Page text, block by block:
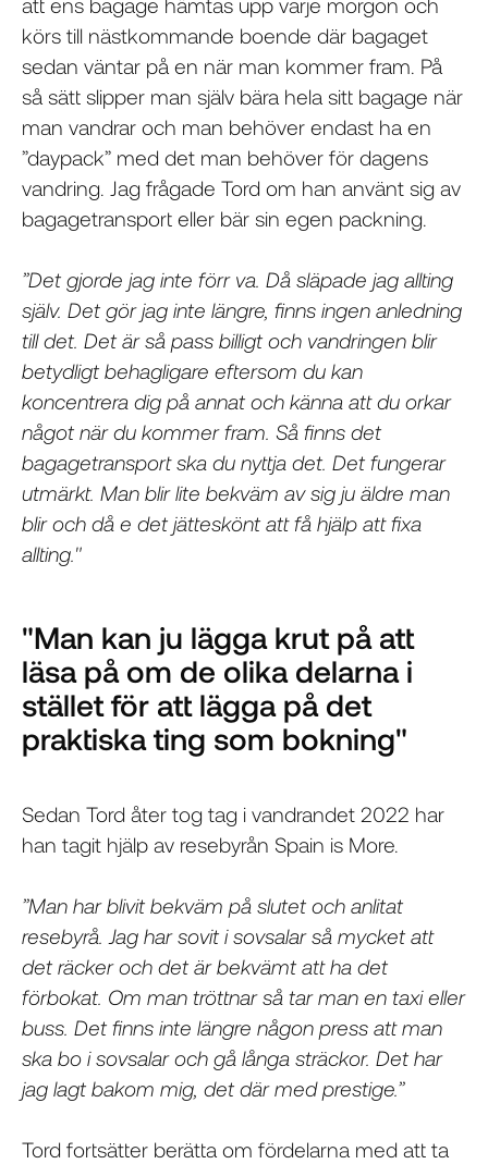
att ens bagage hämtas upp varje morgon och
körs till nästkommande boende där bagaget
sedan väntar på en när man kommer fram. På
så sätt slipper man själv bära hela sitt bagage när
man vandrar och man behöver endast ha en
”daypack” med det man behöver för dagens
vandring. Jag frågade Tord om han använt sig av
bagagetransport eller bär sin egen packning.
”Det gjorde jag inte förr va. Då släpade jag allting
själv. Det gör jag inte längre, finns ingen anledning
till det. Det är så pass billigt och vandringen blir
betydligt behagligare eftersom du kan
koncentrera dig på annat och känna att du orkar
något när du kommer fram. Så finns det
bagagetransport ska du nyttja det. Det fungerar
utmärkt. Man blir lite bekväm av sig ju äldre man
blir och då e det jätteskönt att få hjälp att fixa
allting."
"Man kan ju lägga krut på att
läsa på om de olika delarna i
stället för att lägga på det
praktiska ting som bokning"
Sedan Tord åter tog tag i vandrandet 2022 har
han tagit hjälp av resebyrån Spain is More.
”Man har blivit bekväm på slutet och anlitat
resebyrå. Jag har sovit i sovsalar så mycket att
det räcker och det är bekvämt att ha det
förbokat. Om man tröttnar så tar man en taxi eller
buss. Det finns inte längre någon press att man
ska bo i sovsalar och gå långa sträckor. Det har
jag lagt bakom mig, det där med prestige.”
Tord fortsätter berätta om fördelarna med att ta